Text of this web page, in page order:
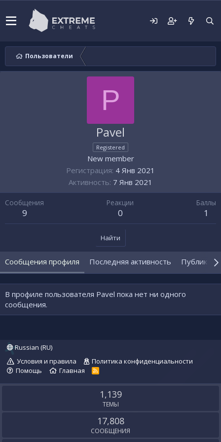
Пользователи
P
Pavel
Registered
New member
Регистрация 4 Янв 2021
Активность 7 Янв 2021
Сообщения
9
Реакции
0
Баллы
1
Найти
Сообщения профиля Последняя активность
В профиле пользователя Pavel пока нет ни одного
сообщения.
Russian (RU)
Условия и правила
Политика конфиденциальности
Помощь
Главная
R
S
1,139
ТЕМЫ
17,808
СООБЩЕНИЯ